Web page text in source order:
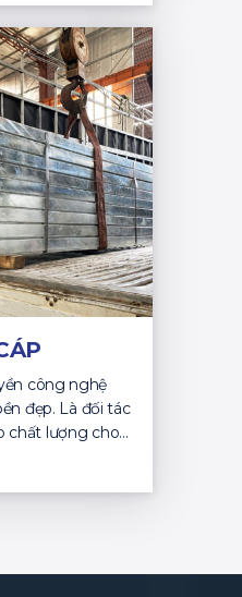
công nghệ
đẹp. Là đối tác
chất lượng cho